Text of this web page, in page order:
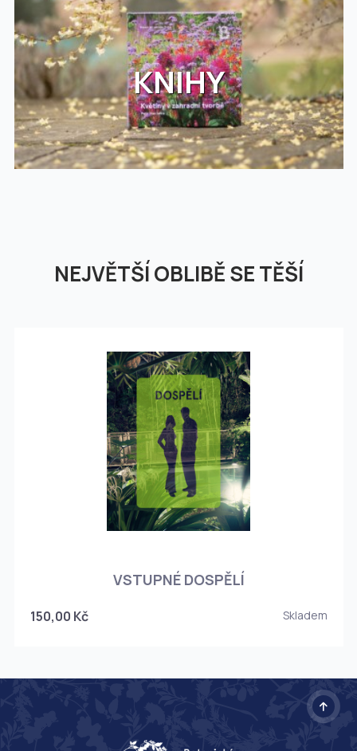
KNIHY
NEJVĚTŠÍ OBLIBĚ SE TĚŠÍ
VSTUPNÉ DOSPĚLÍ
150,00 Kč Skladem